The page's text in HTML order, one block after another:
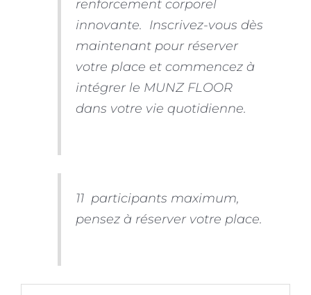
renforcement corporel
innovante. Inscrivez-vous dès
maintenant pour réserver
votre place et commencez à
intégrer le MUNZ FLOOR
dans votre vie quotidienne.
11 participants maximum,
pensez à réserver votre place.